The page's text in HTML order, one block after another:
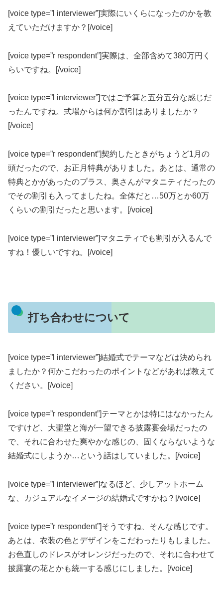
[voice type=”l interviewer”]実際にいくらになったのかを教
えていただけますか？[/voice]
[voice type=”r respondent”]実際は、全部含めて380万円く
らいですね。[/voice]
[voice type=”l interviewer”]ではご予算と五分五分な感じだ
ったんですね。式場からは何か割引はありましたか？
[/voice]
[voice type=”r respondent”]契約したときがちょうど1月の
頭だったので、お正月特典がありました。あとは、通常の
特典とかがあったのプラス、奥さんがマタニティだったの
でその割引も入ってましたね。全体だと…50万とか60万
くらいの割引だったと思います。[/voice]
[voice type=”l interviewer”]マタニティでも割引が入るんで
すね！優しいですね。[/voice]
打ち合わせについて
[voice type=”l interviewer”]結婚式でテーマなどは決められ
ましたか？何かこだわったのポイントなどがあれば教えて
ください。[/voice]
[voice type=”r respondent”]テーマとかは特にはなかったん
ですけど、大聖堂と海が一望できる披露宴会場だったの
で、それに合わせた爽やかな感じの、固くならないような
結婚式にしようか…という話はしていました。[/voice]
[voice type=”l interviewer”]なるほど、少しアットホーム
な、カジュアルなイメージの結婚式ですかね？[/voice]
[voice type=”r respondent”]そうですね、そんな感じです。
あとは、衣装の色とデザインをこだわったりもしました。
お色直しのドレスがオレンジだったので、それに合わせて
披露宴の花とかも統一する感じにしました。[/voice]